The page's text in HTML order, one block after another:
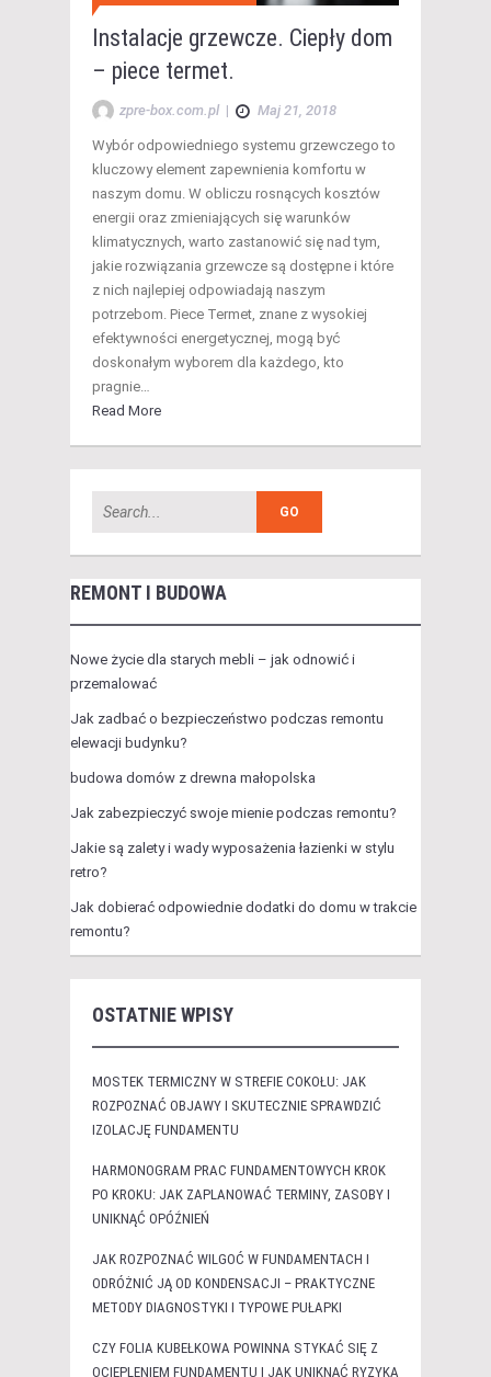
Instalacje grzewcze. Ciepły dom
– piece termet.
zpre-box.com.pl | Maj 21, 2018
Wybór odpowiedniego systemu grzewczego to
kluczowy element zapewnienia komfortu w
naszym domu. W obliczu rosnących kosztów
energii oraz zmieniających się warunków
klimatycznych, warto zastanowić się nad tym,
jakie rozwiązania grzewcze są dostępne i które
z nich najlepiej odpowiadają naszym
potrzebom. Piece Termet, znane z wysokiej
efektywności energetycznej, mogą być
doskonałym wyborem dla każdego, kto
pragnie…
Read More
REMONT I BUDOWA
Nowe życie dla starych mebli – jak odnowić i
przemalować
Jak zadbać o bezpieczeństwo podczas remontu
elewacji budynku?
budowa domów z drewna małopolska
Jak zabezpieczyć swoje mienie podczas remontu?
Jakie są zalety i wady wyposażenia łazienki w stylu
retro?
Jak dobierać odpowiednie dodatki do domu w trakcie
remontu?
OSTATNIE WPISY
MOSTEK TERMICZNY W STREFIE COKOŁU: JAK
ROZPOZNAĆ OBJAWY I SKUTECZNIE SPRAWDZIĆ
IZOLACJĘ FUNDAMENTU
HARMONOGRAM PRAC FUNDAMENTOWYCH KROK
PO KROKU: JAK ZAPLANOWAĆ TERMINY, ZASOBY I
UNIKNĄĆ OPÓŹNIEŃ
JAK ROZPOZNAĆ WILGOĆ W FUNDAMENTACH I
ODRÓŻNIĆ JĄ OD KONDENSACJI – PRAKTYCZNE
METODY DIAGNOSTYKI I TYPOWE PUŁAPKI
CZY FOLIA KUBEŁKOWA POWINNA STYKAĆ SIĘ Z
OCIEPLENIEM FUNDAMENTU I JAK UNIKNĄĆ RYZYKA